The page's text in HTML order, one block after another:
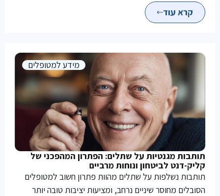
קרא עוד
מידע למטופלים
תותבות מגנטיות על שתלים: הפתרון המהפכני של
קליק-דנט לביטחון ונוחות מרביים
תותבות נשלפות על שתלים מהוות פתרון חשוב למטופלים
הסובלים מחוסר שיניים נרחב, ומציעות יציבות טובה יותר